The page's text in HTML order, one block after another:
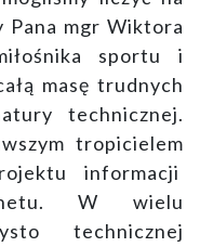
Pana mgr Wiktora
sportu i
masę trudnych
technicznej.
tropicielem
informacji
W wielu
technicznej